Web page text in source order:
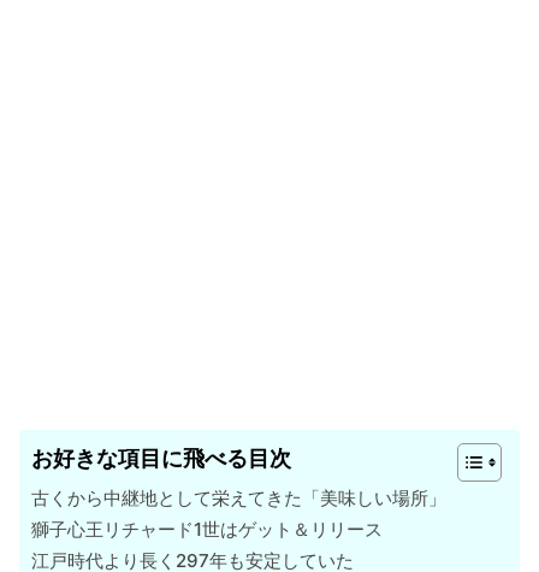
お好きな項目に飛べる目次
古くから中継地として栄えてきた「美味しい場所」
獅子心王リチャード1世はゲット＆リリース
江戸時代より長く297年も安定していた